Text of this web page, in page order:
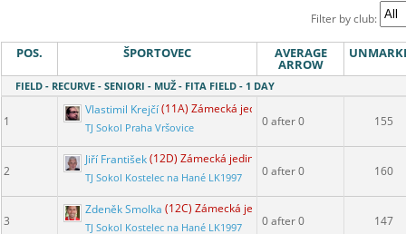
Filter by club:
POS. ŠPORTOVEC AVERAGE
ARROW
FIELD - RECURVE - SENIORI - MUŽ - FITA FIELD - 1 DAY
1
Vlastimil Krejčí(11A) Zámecká jediná
TJ Sokol Praha Vršovice 0 after 0 155
2
Jiří František(12D) Zámecká jediná
TJ Sokol Kostelec na Hané LK1997 0 after 0 160
3
Zdeněk Smolka (12C) Zámecká jediná
TJ Sokol Kostelec na Hané LK1997 0 after 0 147